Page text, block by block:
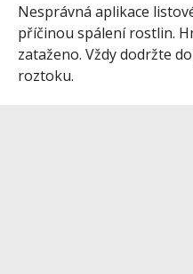
Nesprávná aplikace
příčinou spálení rostlin.
zataženo. Vždy dodržte
roztoku.